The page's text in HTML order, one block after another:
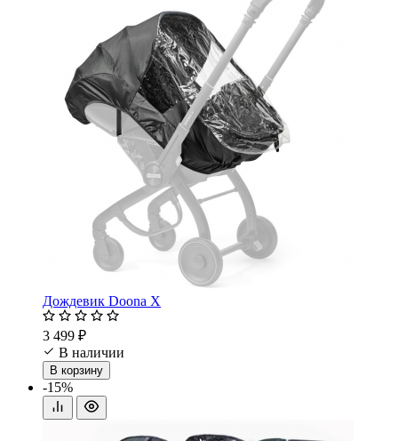
Дождевик Doona X
3 499 ₽
В наличии
В корзину
-15%